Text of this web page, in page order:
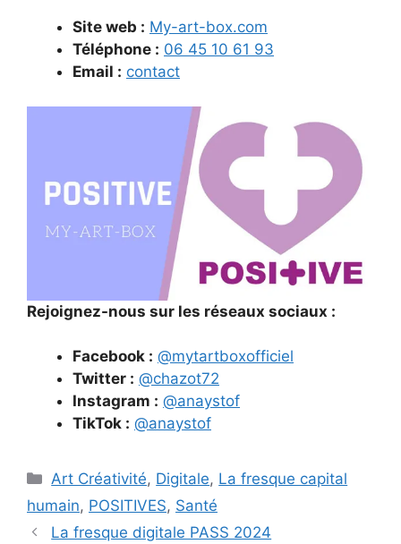
Site web : My-art-box.com
Téléphone : 06 45 10 61 93
Email : contact
Rejoignez-nous sur les réseaux sociaux :
Facebook : @mytartboxofficiel
Twitter : @chazot72
Instagram : @anaystof
TikTok : @anaystof
Catégories
Art Créativité, Digitale, La fresque capital
humain, POSITIVES, Santé
La fresque digitale PASS 2024